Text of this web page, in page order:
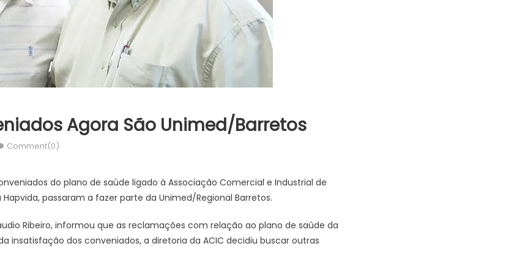
Agora São Unimed/Barretos
Comment(0)
do plano de saúde ligado à Associação Comercial e Industrial de
passaram a fazer parte da Unimed/Regional Barretos.
Ribeiro, informou que as reclamações com relação ao plano de saúde da
insatisfação dos conveniados, a diretoria da ACIC decidiu buscar outras